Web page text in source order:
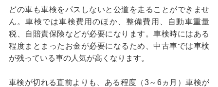
どの車も車検をパスしないと公道を走ることができませ
ん。車検では車検費用のほか、整備費用、自動車重量
税、自賠責保険などが必要になります。車検時にはある
程度まとまったお金が必要になるため、中古車では車検
が残っている車の人気が高くなります。
車検が切れる直前よりも、ある程度（3～6ヵ月）車検が